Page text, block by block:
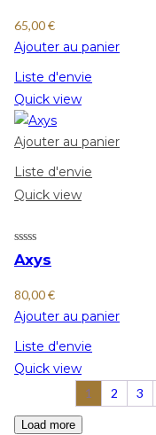
65,00€
Ajouter au panier
Liste d'envie
Quick view
Ajouter au panier
Liste d'envie
Quick view
Axys
80,00€
Ajouter au panier
Liste d'envie
Quick view
1 2 3
Load more